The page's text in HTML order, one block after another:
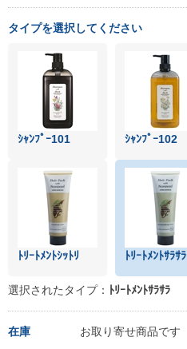
タイプを選択してください
ｼｬﾝﾌﾟｰ101 ｼｬﾝﾌﾟｰ102
ﾄﾘｰﾄﾒﾝﾄｼｯﾄﾘ ﾄﾘｰﾄﾒﾝﾄｻﾗｻﾗ
選択されたタイプ： ﾄﾘｰﾄﾒﾝﾄｻﾗｻﾗ
在庫 お取り寄せ商品です